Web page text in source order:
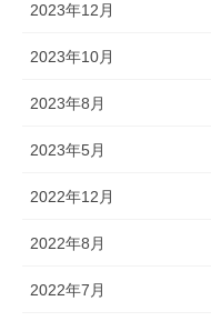
2023年12月
2023年10月
2023年8月
2023年5月
2022年12月
2022年8月
2022年7月